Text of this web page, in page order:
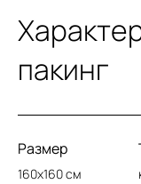
пакинг
Размер
160x160 см